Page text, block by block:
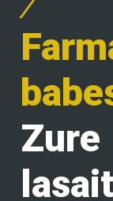
Zure